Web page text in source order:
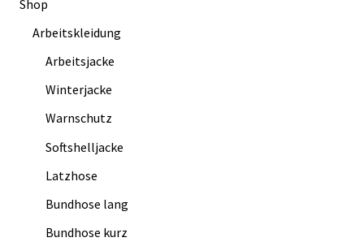
Shop
Arbeitskleidung
Arbeitsjacke
Winterjacke
Warnschutz
Softshelljacke
Latzhose
Bundhose lang
Bundhose kurz